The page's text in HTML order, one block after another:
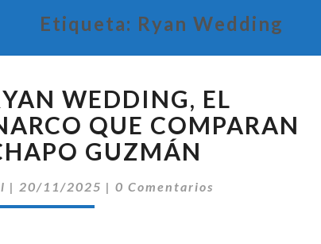
Etiqueta: Ryan Wedding
ES
RYAN
WEDDING,
EL
EXDEPORTISTA
NARCO
WEDDING, EL
QUE COMPARAN
GUZMÁN
| 20/11/2025 | Comentarios
0 Comentarios